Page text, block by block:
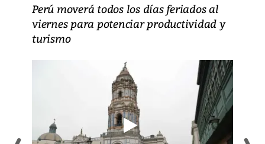
Perú moverá todos los días feriados al
viernes para potenciar productividad y
turismo